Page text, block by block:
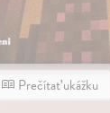
Prečítať ukážku